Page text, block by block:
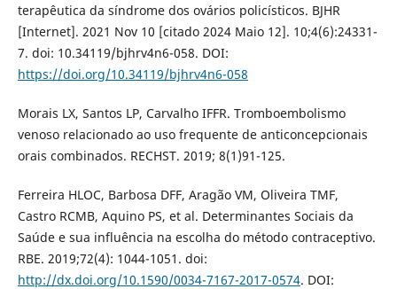
terapêutica da síndrome dos ovários policísticos. BJHR
[Internet]. 2021 Nov 10 [citado 2024 Maio 12]. 10;4(6):24331-
7. doi: 10.34119/bjhrv4n6-058. DOI:
https://doi.org/10.34119/bjhrv4n6-058
Morais LX, Santos LP, Carvalho IFFR. Tromboembolismo
venoso relacionado ao uso frequente de anticoncepcionais
orais combinados. RECHST. 2019; 8(1)91-125.
Ferreira HLOC, Barbosa DFF, Aragão VM, Oliveira TMF,
Castro RCMB, Aquino PS, et al. Determinantes Sociais da
Saúde e sua influência na escolha do método contraceptivo.
RBE. 2019;72(4): 1044-1051. doi:
http://dx.doi.org/10.1590/0034-7167-2017-0574. DOI: